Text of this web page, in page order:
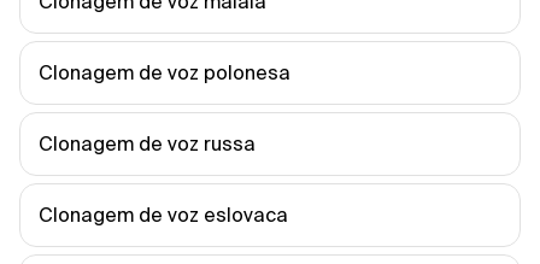
Clonagem de voz polonesa
Clonagem de voz russa
Clonagem de voz eslovaca